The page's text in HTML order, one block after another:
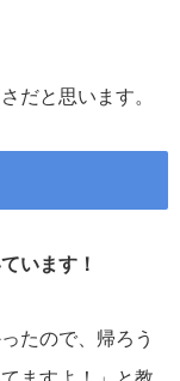
だと思います。
います！
たので、帰ろう